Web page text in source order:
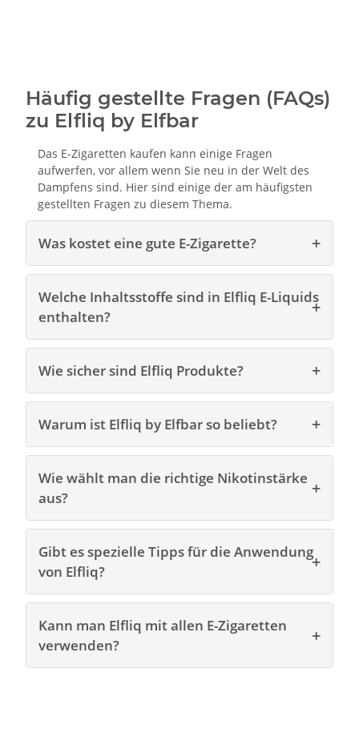
Häufig gestellte Fragen (FAQs)
zu Elfliq by Elfbar
Das E-Zigaretten kaufen kann einige Fragen
aufwerfen, vor allem wenn Sie neu in der Welt des
Dampfens sind. Hier sind einige der am häufigsten
gestellten Fragen zu diesem Thema.
Was kostet eine gute E-Zigarette?
Welche Inhaltsstoffe sind in Elfliq E-Liquids
enthalten?
Wie sicher sind Elfliq Produkte?
Warum ist Elfliq by Elfbar so beliebt?
Wie wählt man die richtige Nikotinstärke
aus?
Gibt es spezielle Tipps für die Anwendung
von Elfliq?
Kann man Elfliq mit allen E-Zigaretten
verwenden?